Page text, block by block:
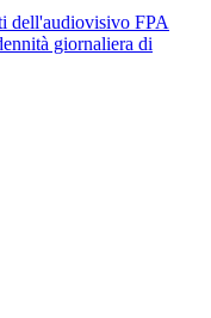
dell'audiovisivo FPA
giornaliera di